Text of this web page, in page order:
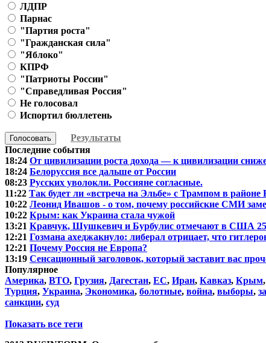
ЛДПР
Парнас
"Партия роста"
"Гражданская сила"
"Яблоко"
КПРФ
"Патриоты России"
"Справедливая Россия"
Не голосовал
Испортил бюллетень
Голосовать
Результаты
Последние события
18:24 От цивилизации роста дохода — к цивилизации
18:24 Белоруссия все дальше от России
08:23 Русских уволокли. Россияне согласные.
11:22 Так будет ли «встреча на Эльбе» с Трампом в районе
10:22 Леонид Ивашов - о том, почему российские СМИ
10:22 Крым: как Украина стала чужой
13:21 Кравчук, Шушкевич и Бурбулис отмечают в США
12:21 Гозмана ахеджакнуло: либерал отрицает, что
12:21 Почему Россия не Европа?
13:19 Сенсационный заголовок, который заставит вас
Популярное
Америка, ВТО, Грузия, Дагестан, ЕС, Иран, Кавказ, Крым,
Турция, Украина, Экономика, болотные, война, выборы,
санкции, суд
Показать все теги